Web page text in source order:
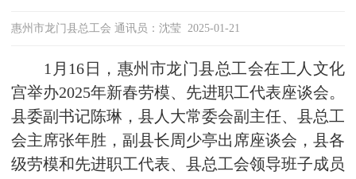
惠州市龙门县总工会 通讯员：沈莹 2025-01-21
1月16日，惠州市龙门县总工会在工人文化
宫举办2025年新春劳模、先进职工代表座谈会。
县委副书记陈琳，县人大常委会副主任、县总工
会主席张年胜，副县长周少亭出席座谈会，县各
级劳模和先进职工代表、县总工会领导班子成员